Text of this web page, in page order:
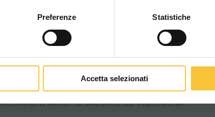
Preferenze Statistiche
Accetta selezionati
réel à sa trajectoire tout en maintenant une
la vitesse. Cela diminue le risque
ainsi la sécurité de l’opérateur.